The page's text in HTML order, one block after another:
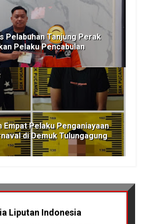
Pelabuhan Tanjung Perak
Pelaku Pencabulan
Empat Pelaku Penganiayaan
di Demuk Tulungagung
Liputan Indonesia